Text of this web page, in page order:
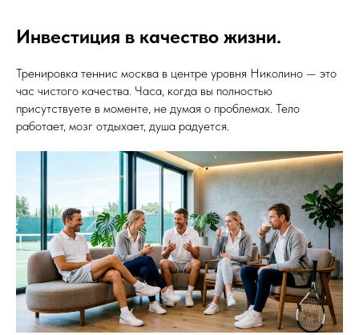
Инвестиция в качество жизни.
Тренировка теннис москва в центре уровня Николино — это
час чистого качества. Часа, когда вы полностью
присутствуете в моменте, не думая о проблемах. Тело
работает, мозг отдыхает, душа радуется.